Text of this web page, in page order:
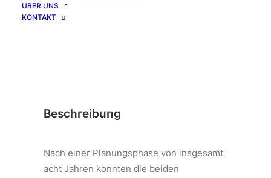
ÜBER UNS
KONTAKT
Beschreibung
Nach einer Planungsphase von insgesamt
acht Jahren konnten die beiden